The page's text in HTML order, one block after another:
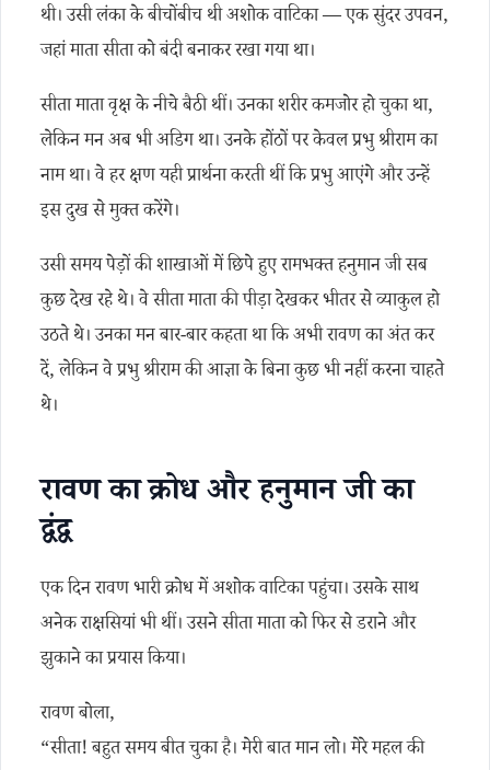
थी। उसी लंका के बीचोंबीच थी अशोक वाटिका — एक सुंदर उपवन,
जहां माता सीता को बंदी बनाकर रखा गया था।
सीता माता वृक्ष के नीचे बैठी थीं। उनका शरीर कमजोर हो चुका था,
लेकिन मन अब भी अडिग था। उनके होंठों पर केवल प्रभु श्रीराम का
नाम था। वे हर क्षण यही प्रार्थना करती थीं कि प्रभु आएंगे और उन्हें
इस दुख से मुक्त करेंगे।
उसी समय पेड़ों की शाखाओं में छिपे हुए रामभक्त हनुमान जी सब
कुछ देख रहे थे। वे सीता माता की पीड़ा देखकर भीतर से व्याकुल हो
उठते थे। उनका मन बार-बार कहता था कि अभी रावण का अंत कर
दें, लेकिन वे प्रभु श्रीराम की आज्ञा के बिना कुछ भी नहीं करना चाहते
थे।
रावण का क्रोध और हनुमान जी का
द्वंद्व
एक दिन रावण भारी क्रोध में अशोक वाटिका पहुंचा। उसके साथ
अनेक राक्षसियां भी थीं। उसने सीता माता को फिर से डराने और
झुकाने का प्रयास किया।
रावण बोला,
“सीता! बहुत समय बीत चुका है। मेरी बात मान लो। मेरे महल की